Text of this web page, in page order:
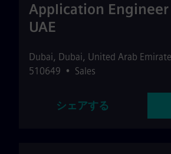
Application Engineer
UAE
Dubai, Dubai, United Arab
510649 • Sales
シェアする